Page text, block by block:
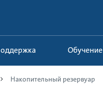
Поддержка Обучение
Накопительный резервуар